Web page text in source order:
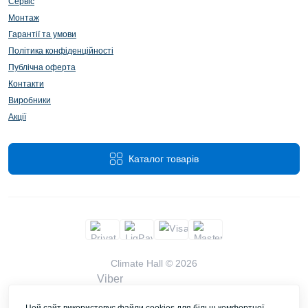
TOSHIBA, Trotec, Xiaomi і Samsung. Ціна очищувача
повітря стартує від 2499 грн., А доставка можлива по всій
Україні. Всі представлені моделі мають офіційно гарантію
від виробника і мають сертифікацію в Україні.
Є питання? Телефонуйте, з радістю відповімо,
проконсультуємо і допоможемо підібрати підходящу
модуль очищувача, яка оптимально підійде під Ваші
задачі.
Монтаж
Гарантії та умови
Політика конфіденційності
Публічна оферта
Контакти
Виробники
Акції
Каталог товарів
Climate Hall © 2026
Viber